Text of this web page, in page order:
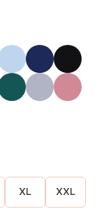
XL XXL